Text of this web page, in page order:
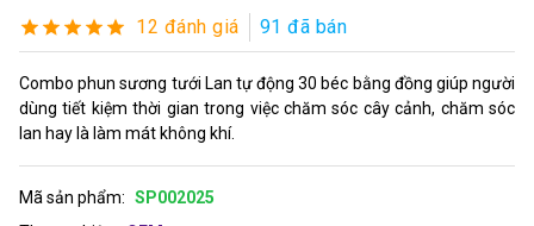
12 đánh giá 91 đã bán
Combo phun sương tưới Lan tự động 30 béc bằng đồng giúp người
dùng tiết kiệm thời gian trong việc chăm sóc cây cảnh, chăm sóc
lan hay là làm mát không khí.
Mã sản phẩm: SP002025